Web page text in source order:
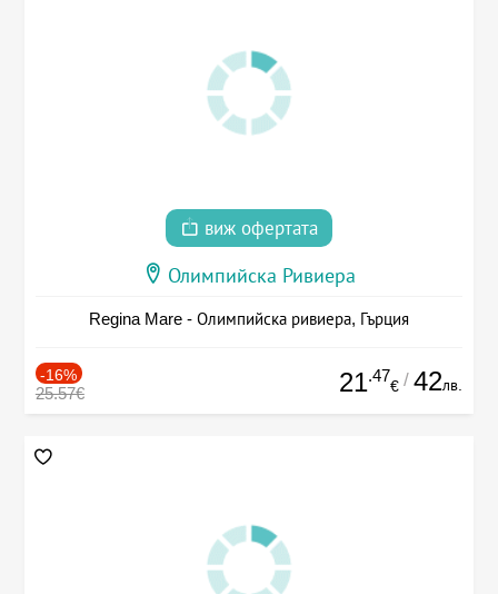
виж офертата
Олимпийска Ривиера
Regina Mare - Олимпийска ривиера, Гърция
-16%
25.57€ 21.47
€ / 42лв.